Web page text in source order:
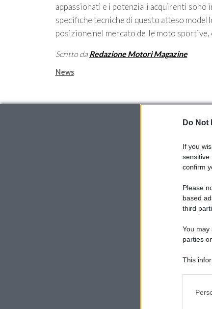
Do Not
If you
sensitive
confirm
Please
based
third
You
parties
This
appassionati e i potenziali acquirenti
specifiche tecniche di questo atteso
posizione nel mercato delle moto
Scritto da Redazione Motori Magazine
Categorie
News